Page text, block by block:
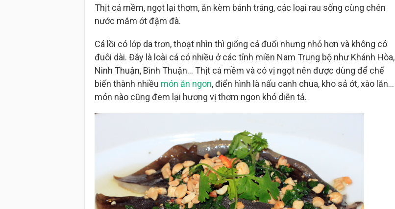
Thịt cá mềm, ngọt lại thơm, ăn kèm bánh tráng, các loại rau sống cùng chén
nước mắm ớt đậm đà.
Cá lồi có lớp da trơn, thoạt nhìn thì giống cá đuối nhưng nhỏ hơn và không có
đuôi dài. Đây là loài cá có nhiều ở các tỉnh miền Nam Trung bộ như Khánh Hòa,
Ninh Thuận, Bình Thuận… Thịt cá mềm và có vị ngọt nên được dùng để chế
biến thành nhiều món ăn ngon, điển hình là nấu canh chua, kho sả ớt, xào lăn…
món nào cũng đem lại hương vị thơm ngon khó diễn tả.